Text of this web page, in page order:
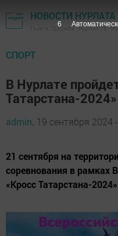
НОВОСТИ НУРЛАТА
Газета "Дружба", Нурлат ТВ -
СПОРТ
В Нурлате
Татарстана-2024»
admin, 19 сентября 2024
21 сентября на
соревнования в рамках
«Кросс Татарстана-
4